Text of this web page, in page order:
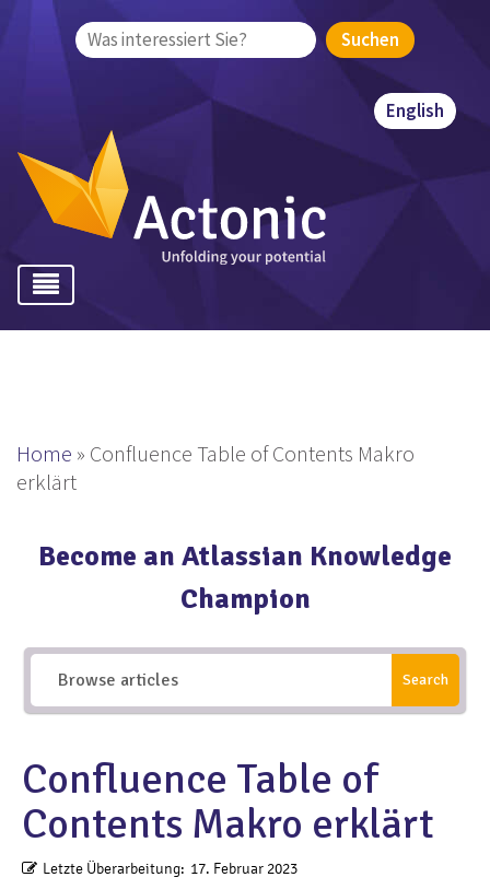
English
Suchen
Home » Confluence Table of Contents Makro
erklärt
Become an Atlassian Knowledge
Champion
Search
Confluence Table of
Contents Makro erklärt
Letzte Überarbeitung: 17. Februar 2023